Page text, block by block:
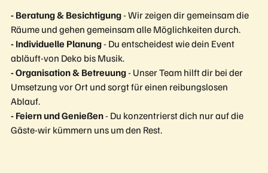
- Beratung & Besichtigung- Wir zeigen dir gemeinsam die
Räume und gehen gemeinsam alle Möglichkeiten durch.
- Individuelle Planung- Du entscheidest wie dein Event
abläuft-von Deko bis Musik.
- Organisation & Betreuung- Unser Team hilft dir bei der
Umsetzung vor Ort und sorgt für einen reibungslosen
Ablauf.
- Feiern und Genießen- Du konzentrierst dich nur auf die
Gäste-wir kümmern uns um den Rest.